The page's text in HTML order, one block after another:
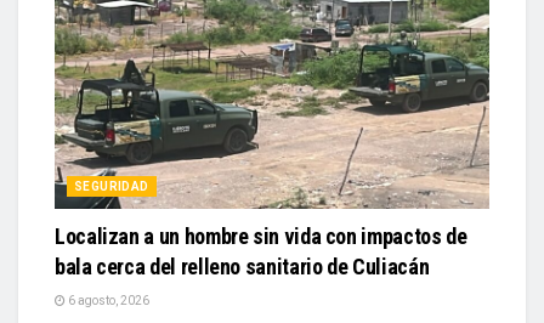
SEGURIDAD
Localizan a un hombre sin vida con impactos de
bala cerca del relleno sanitario de Culiacán
6 agosto, 2026